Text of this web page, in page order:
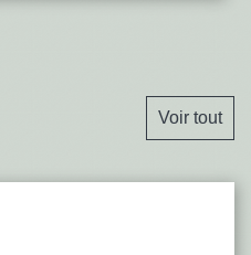
Voir tout